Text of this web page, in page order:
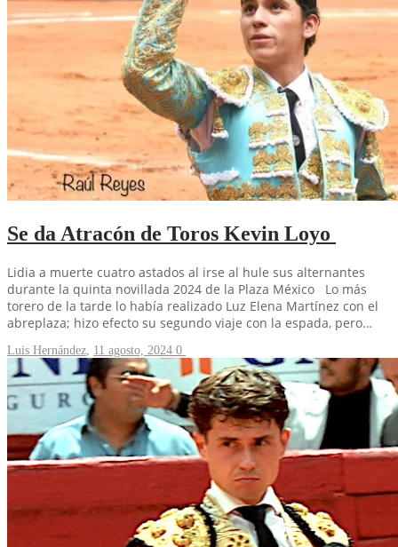
Se da Atracón de Toros Kevin Loyo
Lidia a muerte cuatro astados al irse al hule sus alternantes
durante la quinta novillada 2024 de la Plaza México Lo más
torero de la tarde lo había realizado Luz Elena Martínez con el
abreplaza; hizo efecto su segundo viaje con la espada, pero…
Luis Hernández 11 agosto, 2024 0